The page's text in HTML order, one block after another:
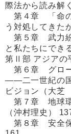
際法から読み
第４章 「命の
う対処してきた
第５章 武力紛
と私たちにでき
第Ⅱ部 アジアの
第６章 グロー
――二一世紀の国
ビジョン（大
第７章 地球環
（沖村理史）
第８章 安全保